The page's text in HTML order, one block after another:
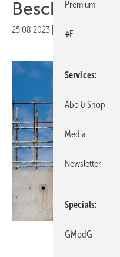
Beschäftigung
25.08.2023 Druckvorschau
Premium
+E
Services
Abo & Shop
Media
Newsletter
Specials
GModG